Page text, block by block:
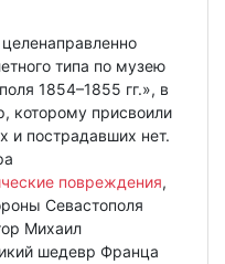
типа по музею
1854–1855 гг.», в
которому присвоили
и пострадавших нет.
повреждения,
Севастополя
Михаил
шедевр Франца